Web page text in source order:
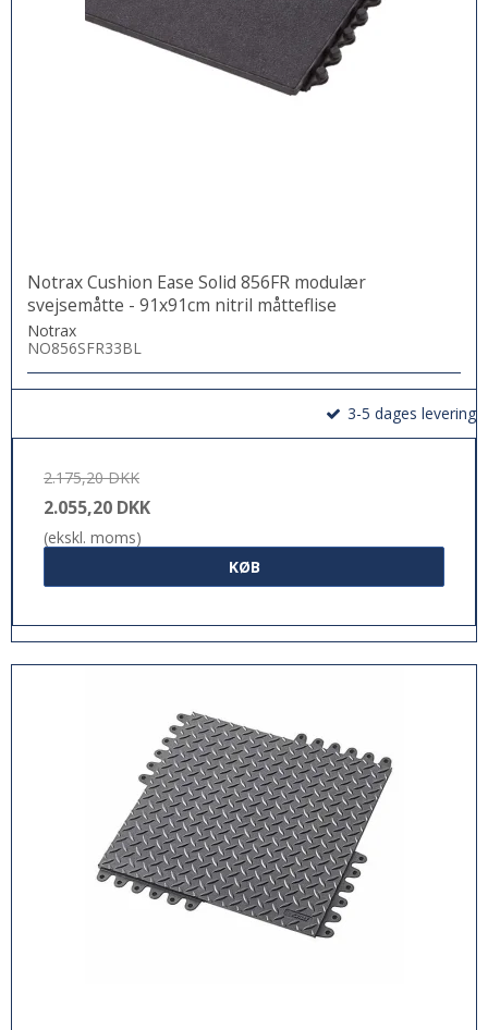
Notrax Cushion Ease Solid 856FR modulær
svejsemåtte - 91x91cm nitril måtteflise
Notrax
NO856SFR33BL
3-5 dages levering
2.175,20 DKK
2.055,20 DKK
(ekskl. moms)
KØB